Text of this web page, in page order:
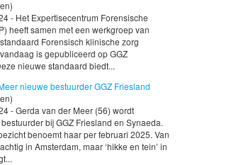
- Het Expertisecentrum Forensische
heeft samen met een werkgroep van
Forensisch klinische zorg
is gepubliceerd op GGZ
nieuwe standaard biedt...
nieuwe bestuurder GGZ Friesland
- Gerda van der Meer (56) wordt
bij GGZ Friesland en Synaeda.
benoemt haar per februari 2025. Van
in Amsterdam, maar ‘hikke en tein’ in